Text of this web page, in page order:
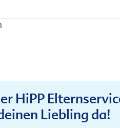
HiPP
Liebling da!